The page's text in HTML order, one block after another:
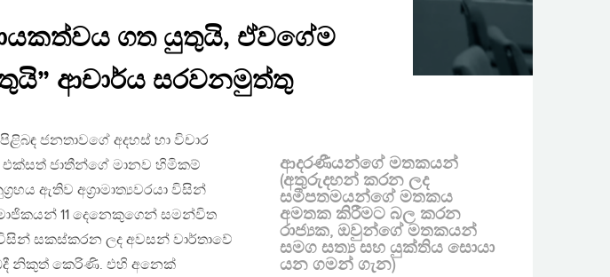
ගත යුතුයි, ඒවගේම
ආචාර්ය සරවනමුත්තු
ජනතාවගේ අදහස් හා විචාර
එක්සත් ජාතීන්ගේ මානව හිමිකම්
ඇතිව අග‍්‍රාමාත්‍යවරයා විසින්
11 දෙනෙකුගෙන් සමන්විත
සකස්කරන ලද අවසන් වාර්තාවේ
නිකුත් කෙරිණි. එහි අනෙක්
ආදරණීයන්ගේ මතකයන්
(අතුරුදහන් කරන ලද
සමීපතමයන්ගේ මතකය
අමතක කිරීමට බල කරන
රාජ්‍යක, ඔවුන්ගේ මතකයන්
සමග සත්‍ය සහ යුක්තිය සොයා
යන ගමන් ගැන)